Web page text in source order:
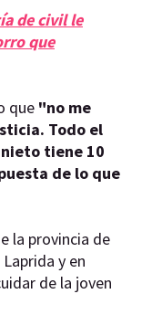
de civil le
que
que "no me
Todo el
tiene 10
de lo que
la provincia de
y en
de la joven